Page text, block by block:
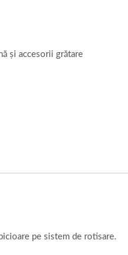
și accesorii grătare
pe sistem de rotisare.